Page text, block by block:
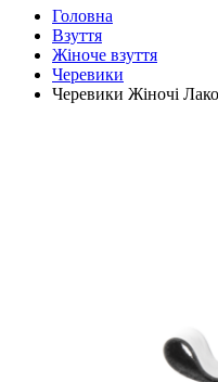
Головна
Взуття
Жіноче взуття
Черевики
Черевики Жіночі